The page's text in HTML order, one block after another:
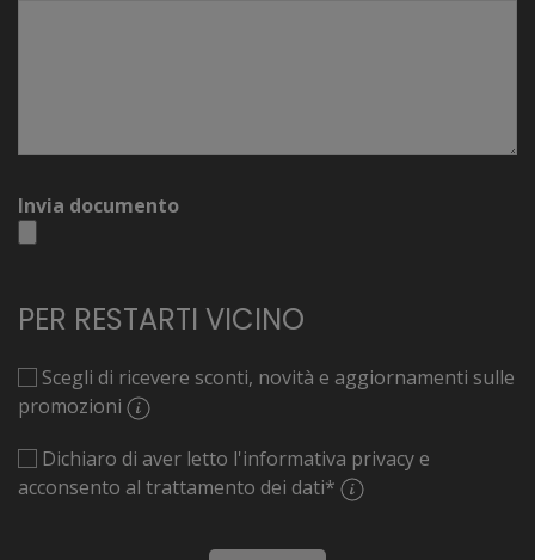
Invia documento
PER RESTARTI VICINO
Scegli di ricevere sconti, novità e aggiornamenti sulle
promozioni
Dichiaro di aver letto l'informativa privacy e
acconsento al trattamento dei dati*